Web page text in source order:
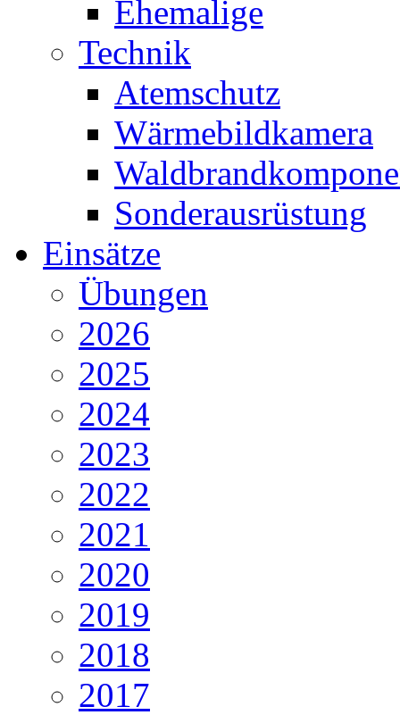
Ehemalige
Technik
Atemschutz
Wärmebildkamera
Sonderausrüstung
Einsätze
Übungen
2026
2025
2024
2023
2022
2021
2020
2019
2018
2017